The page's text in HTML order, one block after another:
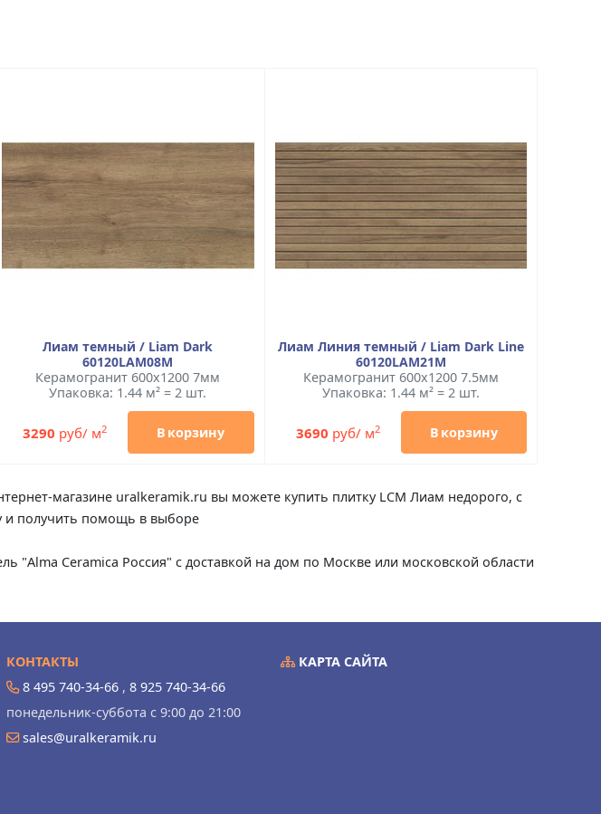
Лиам темный / Liam Dark
60120LAM08M
Керамогранит 600x1200 7мм
Упаковка: 1.44 м² = 2 шт.
3290 руб/ м2 В корзину
Лиам Линия темный / Liam Dark Line
60120LAM21M
Керамогранит 600x1200 7.5мм
Упаковка: 1.44 м² = 2 шт.
3690 руб/ м2 В корзину
магазине uralkeramik.ru вы можете купить плитку LCM Лиам недорого, с
и получить помощь в выборе
"Alma Ceramica Россия" с доставкой на дом по Москве или московской области
КОНТАКТЫ
8 495 740-34-66 , 8 925 740-34-66
понедельник-суббота с 9:00 до 21:00
sales@uralkeramik.ru
КАРТА САЙТА